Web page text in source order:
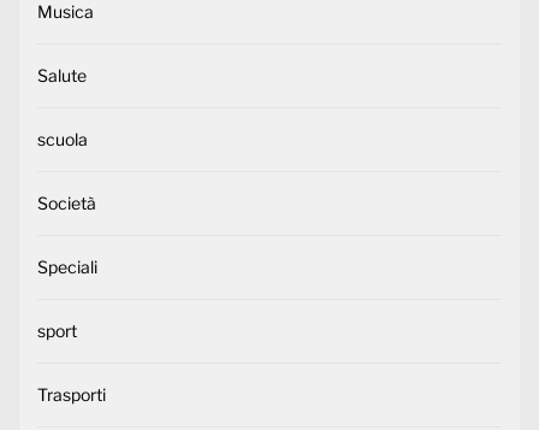
Musica
Salute
scuola
Società
Speciali
sport
Trasporti